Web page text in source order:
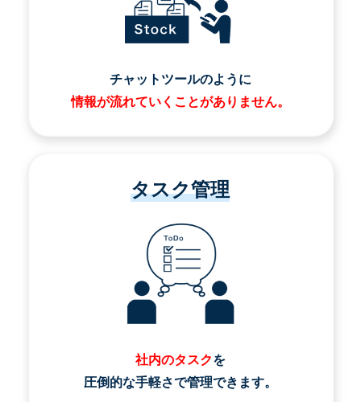
チャットツールのように
情報が流れていくことがありません。
タスク管理
社内のタスクを
圧倒的な手軽さで管理できます。